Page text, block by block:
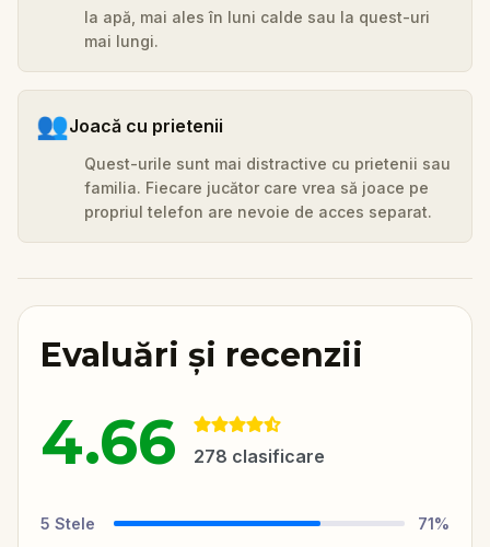
Ia apă, mai ales în luni calde sau la quest-uri
mai lungi.
👥Joacă cu prietenii
Quest-urile sunt mai distractive cu prietenii sau
familia. Fiecare jucător care vrea să joace pe
propriul telefon are nevoie de acces separat.
Evaluări și recenzii
4.66 278 clasificare
5 Stele 71%